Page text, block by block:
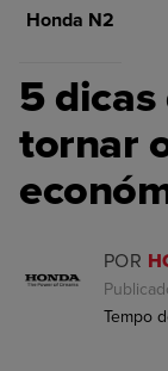
Honda N2
GAMA
5 dicas
tornar
POR
Tempo